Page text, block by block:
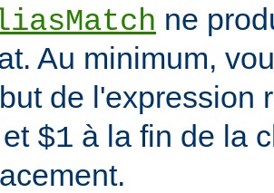
ne
Au minimum,
de l'expression
$1 à la fin de la